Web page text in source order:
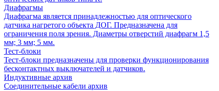
Диафрагмы
Диафрагма является принадлежностью для оптического
датчика нагретого объекта ДОГ. Предназначена для
ограничения поля зрения. Диаметры отверстий диафрагм 1,5
мм; 3 мм; 5 мм.
Тест-блоки
Тест-блоки предназначены для проверки функционирования
бесконтактных выключателей и датчиков.
Индуктивные архив
Соединительные кабели архив